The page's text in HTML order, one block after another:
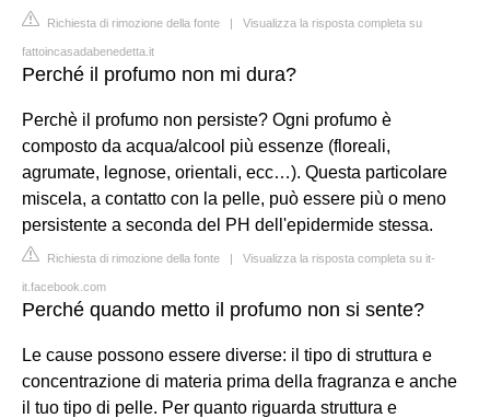
Richiesta di rimozione della fonte | Visualizza la risposta completa su
fattoincasadabenedetta.it
Perché il profumo non mi dura?
Perchè il profumo non persiste? Ogni profumo è
composto da acqua/alcool più essenze (floreali,
agrumate, legnose, orientali, ecc…). Questa particolare
miscela, a contatto con la pelle, può essere più o meno
persistente a seconda del PH dell'epidermide stessa.
Richiesta di rimozione della fonte | Visualizza la risposta completa su it-
it.facebook.com
Perché quando metto il profumo non si sente?
Le cause possono essere diverse: il tipo di struttura e
concentrazione di materia prima della fragranza e anche
il tuo tipo di pelle. Per quanto riguarda struttura e